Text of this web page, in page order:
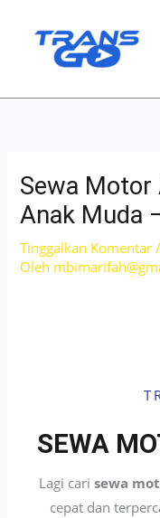
Sewa Motor
Anak Muda
Tinggalkan Komentar
Oleh
SEWA
Lagi cari sewa
cepat dan